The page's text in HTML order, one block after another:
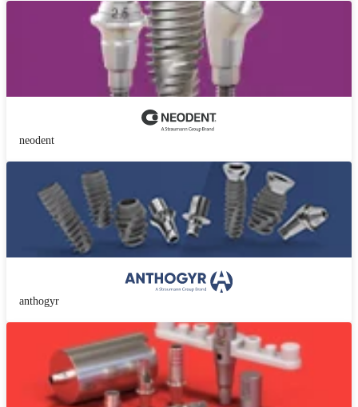
neodent
anthogyr